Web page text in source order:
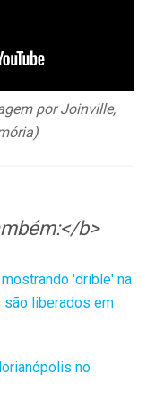
por Joinville,
b>
'drible' na
são liberados em
no